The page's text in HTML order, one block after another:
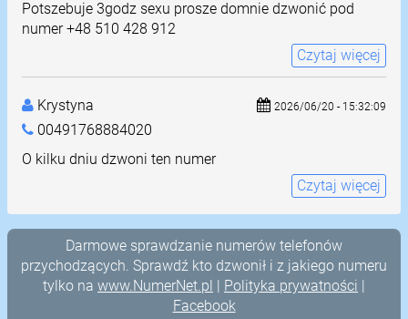
Potszebuje 3godz sexu prosze domnie dzwonić pod
numer +48 510 428 912
Czytaj więcej
Krystyna
00491768884020
2026/06/20 - 15:32:09
O kilku dniu dzwoni ten numer
Czytaj więcej
Darmowe sprawdzanie numerów telefonów
przychodzących. Sprawdź kto dzwonił i z jakiego numeru
tylko na www.NumerNet.pl | Polityka prywatności |
Facebook